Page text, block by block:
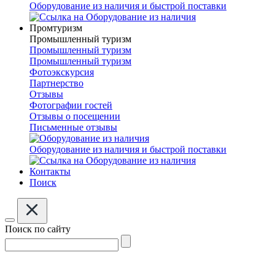
Оборудование из наличия и быстрой поставки
Промтуризм
Промышленный туризм
Промышленный туризм
Промышленный туризм
Фотоэкскурсия
Партнерство
Отзывы
Фотографии гостей
Отзывы о посещении
Письменные отзывы
Оборудование из наличия и быстрой поставки
Контакты
Поиск
Поиск по сайту